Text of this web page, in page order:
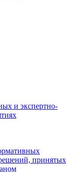
и экспертно-
принятых